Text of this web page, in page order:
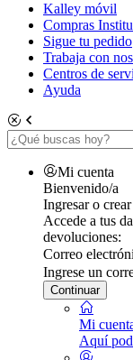
Kalley móvil
Compras
Sigue tu pedido
Trabaja con
Centros de
Ayuda
Mi cuenta
Bienvenido/a
Ingresar o
Accede a tus
devoluciones:
Correo
Ingrese un
Continuar
Mi
Aquí